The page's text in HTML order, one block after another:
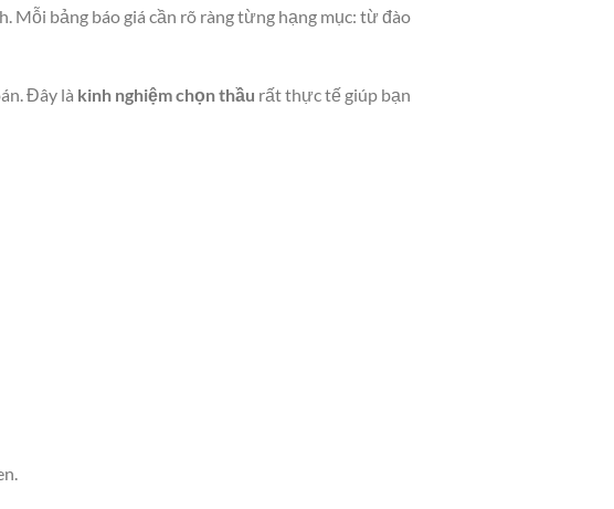
Mỗi bảng báo giá cần rõ ràng từng hạng mục: từ đào
Đây là kinh nghiệm chọn thầu rất thực tế giúp bạn